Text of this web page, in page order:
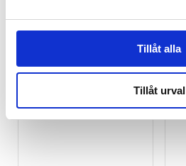
Tillåt alla
Tillåt urval
Mini Dreams Åkpåse
599kr